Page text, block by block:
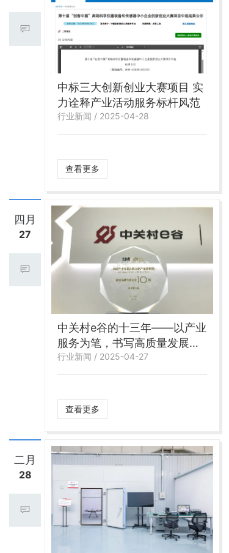
中标三大创新创业大赛项目 实
力诠释产业活动服务标杆风范
行业新闻 / 2025-04-28
查看更多
四月
27
中关村e谷的十三年——以产业
服务为笔，书写高质量发展的
时代答卷
行业新闻 / 2025-04-27
查看更多
二月
28